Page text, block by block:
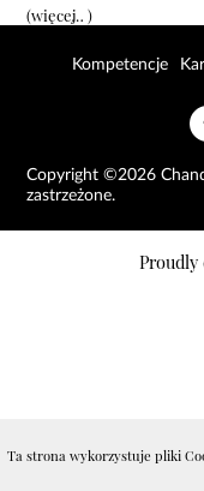
Ta strona wykorzystuje pliki
(więcej…)
Copyright ©2026
zastrzeżone.
Kompetencje
Proudly